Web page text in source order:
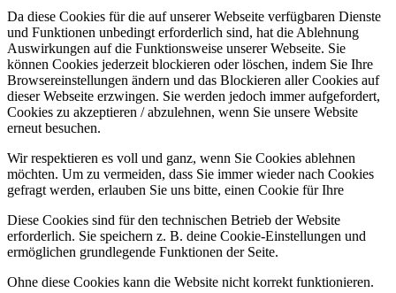
Da diese Cookies für die auf unserer Webseite verfügbaren Dienste
und Funktionen unbedingt erforderlich sind, hat die Ablehnung
Auswirkungen auf die Funktionsweise unserer Webseite. Sie
können Cookies jederzeit blockieren oder löschen, indem Sie Ihre
Browsereinstellungen ändern und das Blockieren aller Cookies auf
dieser Webseite erzwingen. Sie werden jedoch immer aufgefordert,
Cookies zu akzeptieren / abzulehnen, wenn Sie unsere Website
erneut besuchen.
Wir respektieren es voll und ganz, wenn Sie Cookies ablehnen
möchten. Um zu vermeiden, dass Sie immer wieder nach Cookies
gefragt werden, erlauben Sie uns bitte, einen Cookie für Ihre
Diese Cookies sind für den technischen Betrieb der Website
erforderlich. Sie speichern z. B. deine Cookie-Einstellungen und
ermöglichen grundlegende Funktionen der Seite.
Ohne diese Cookies kann die Website nicht korrekt funktionieren.